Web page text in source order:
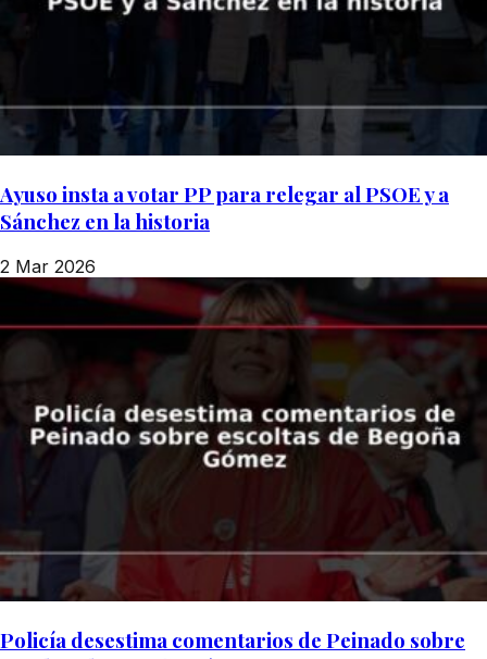
Ayuso insta a votar PP para relegar al PSOE y a
Sánchez en la historia
2 Mar 2026
Policía desestima comentarios de Peinado sobre